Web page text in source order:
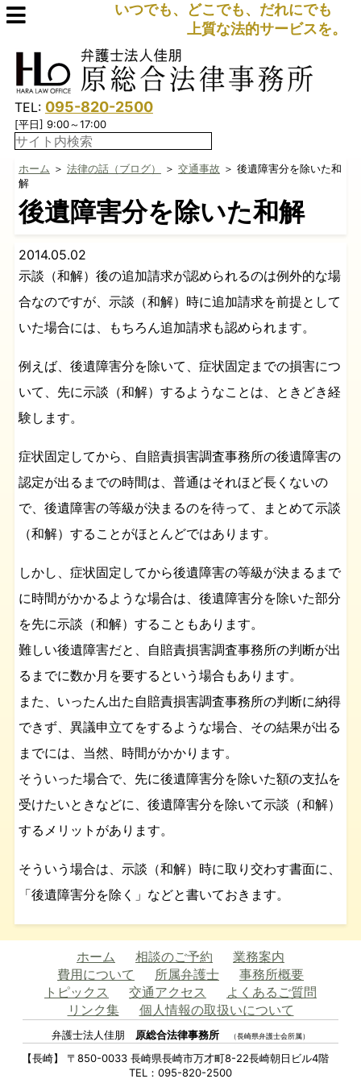
いつでも、どこでも、だれにでも
上質な法的サービスを。
TEL: 095-820-2500
[平日] 9:00～17:00
ホーム ＞ 法律の話（ブログ） ＞ 交通事故 ＞ 後遺障害分を除いた和
解
後遺障害分を除いた和解
2014.05.02
示談（和解）後の追加請求が認められるのは例外的な場
合なのですが、示談（和解）時に追加請求を前提として
いた場合には、もちろん追加請求も認められます。
例えば、後遺障害分を除いて、症状固定までの損害につ
いて、先に示談（和解）するようなことは、ときどき経
験します。
症状固定してから、自賠責損害調査事務所の後遺障害の
認定が出るまでの時間は、普通はそれほど長くないの
で、後遺障害の等級が決まるのを待って、まとめて示談
（和解）することがほとんどではあります。
しかし、症状固定してから後遺障害の等級が決まるまで
に時間がかかるような場合は、後遺障害分を除いた部分
を先に示談（和解）することもあります。
難しい後遺障害だと、自賠責損害調査事務所の判断が出
るまでに数か月を要するという場合もあります。
また、いったん出た自賠責損害調査事務所の判断に納得
できず、異議申立てをするような場合、その結果が出る
までには、当然、時間がかかります。
そういった場合で、先に後遺障害分を除いた額の支払を
受けたいときなどに、後遺障害分を除いて示談（和解）
するメリットがあります。
そういう場合は、示談（和解）時に取り交わす書面に、
「後遺障害分を除く」などと書いておきます。
ホーム 相談のご予約
業務案内
費用について
所属弁護士
事務所概要
トピックス
交通アクセス
よくあるご質問
リンク集
個人情報の取扱いについて
弁護士法人佳朋 原総合法律事務所 （長崎県弁護士会所属）
【長崎】 〒850-0033 長崎県長崎市万才町8-22長崎朝日ビル4階
TEL：095-820-2500